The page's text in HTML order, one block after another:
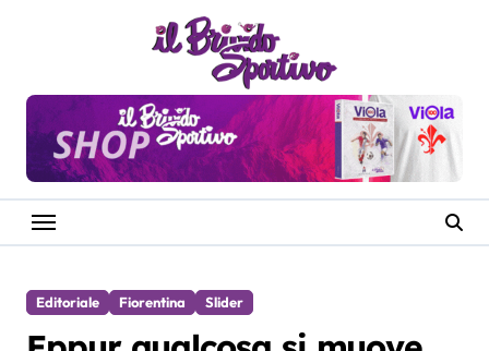
Editoriale Fiorentina Slider